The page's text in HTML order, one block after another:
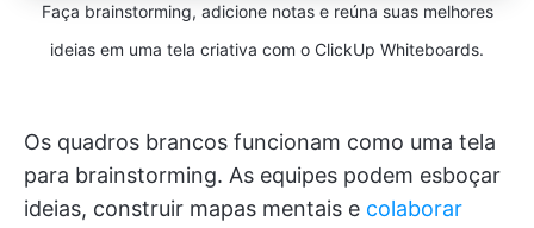
Faça brainstorming, adicione notas e reúna suas melhores
ideias em uma tela criativa com o ClickUp Whiteboards.
Os quadros brancos funcionam como uma tela
para brainstorming. As equipes podem esboçar
ideias, construir mapas mentais e colaborar